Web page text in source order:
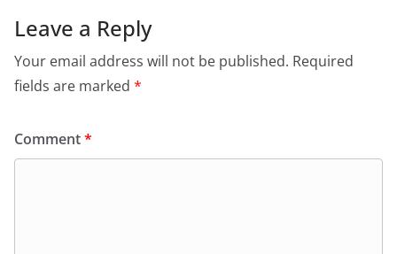
Leave a Reply
Your email address will not be published. Required
fields are marked *
Comment*